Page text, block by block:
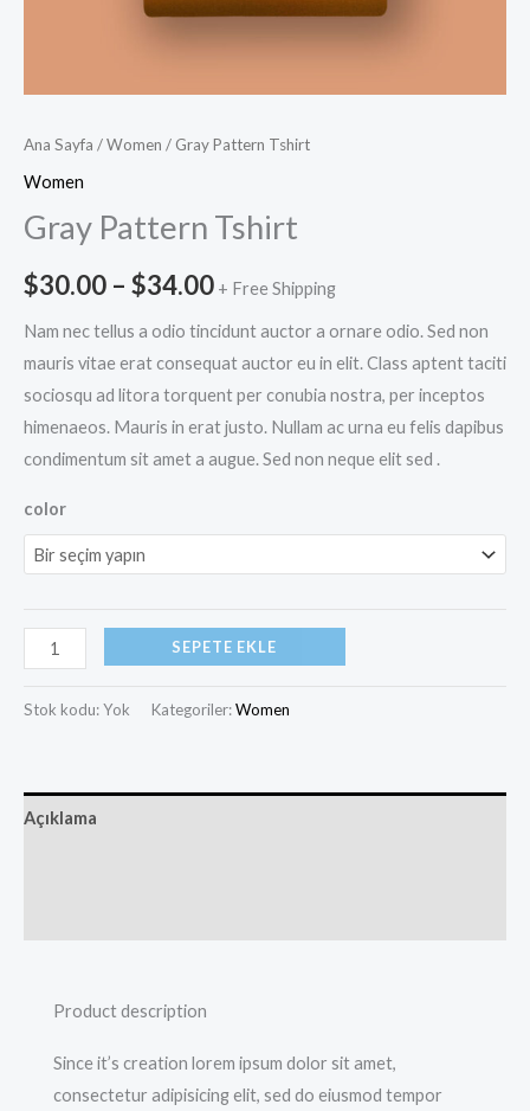
Ana Sayfa /Women / Gray Pattern Tshirt
Women
Gray Pattern Tshirt
$30.00 – $34.00 + Free Shipping
Nam nec tellus a odio tincidunt auctor a ornare odio. Sed non
mauris vitae erat consequat auctor eu in elit. Class aptent taciti
sociosqu ad litora torquent per conubia nostra, per inceptos
himenaeos. Mauris in erat justo. Nullam ac urna eu felis dapibus
condimentum sit amet a augue. Sed non neque elit sed .
color
SEPETE EKLE
Stok kodu:Yok Kategoriler:Women
Açıklama
Product description
Since it’s creation lorem ipsum dolor sit amet,
consectetur adipisicing elit, sed do eiusmod tempor